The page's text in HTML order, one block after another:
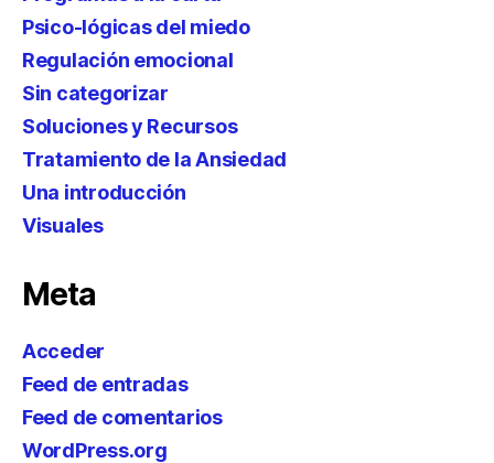
Psico-lógicas del miedo
Regulación emocional
Sin categorizar
Soluciones y Recursos
Tratamiento de la Ansiedad
Una introducción
Visuales
Meta
Acceder
Feed de entradas
Feed de comentarios
WordPress.org